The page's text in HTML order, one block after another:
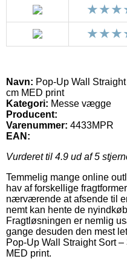
Navn: Pop-Up Wall
cm MED print
Kategori: Messe vægge
Producent:
Varenummer: 4433MPR
EAN:
Vurderet til 4.9 ud af 5
Temmelig mange online
hav af forskellige
nærværende at afsende til
nemt kan hente de
Fragtløsningen er nemlig
gange desuden den mest
Pop-Up Wall Straight Sort
MED print.